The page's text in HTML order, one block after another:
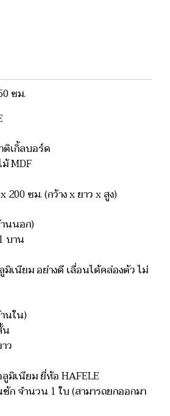
ซม.
ติเกิ้ลบอร์ด
MDF
200 ซม. (กว้าง x ยาว x สูง)
นนอก)
บาน
มิเนียม อย่างดี เลื่อนได้คล่องตัว ไม่
นใน)
น
ว
มิเนียม ยี่ห้อ HAFELE
ก จำนวน 1 ใบ (สามารถยกออกมา